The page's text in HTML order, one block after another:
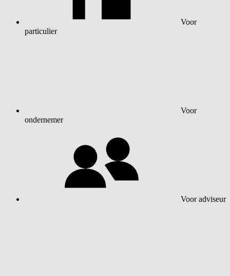
Voor
particulier
Voor
ondernemer
Voor adviseur